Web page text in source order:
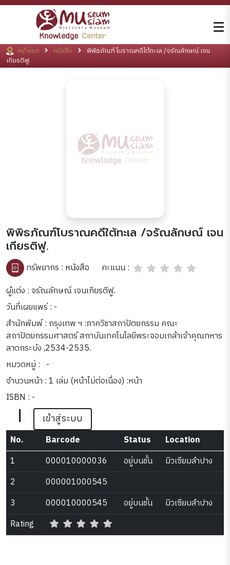
หน้าแรก หนังสือ
พิพิธภัณฑ์โบราณคดีใต้ทะเล /จรัณลักษณ์ เจน
เกียรติฟู.
พิพิธภัณฑ์โบราณคดีใต้ทะเล /จรัณลักษณ์ เจน
เกียรติฟู.
ทรัพยากร : หนังสือ
คะแนน :
ผู้แต่ง : จรัณลักษณ์ เจนเกียรติฟู.
วันที่เผยแพร่ : -
สำนักพิมพ์ : กรุงเทพ ฯ :ภาควิชาสถาปัตยกรรม คณะ
สถาปัตยกรรมศาสตร์ สถาบันเทคโนโลยีพระจอมเกล้าเจ้าคุณทหาร
ลาดกระบัง ,2534-2535.
หมวดหมู่ : -
จำนวนหน้า : 1 เล่ม (หน้าไม่ต่อเนื่อง) :หน้า
ISBN : -
| เข้าสู่ระบบ
No. Barcode Status
Location
1
000010000036 อยู่บนชั้น
มิวเซียมลำปาง
2
000001000545
3
000010000545 อยู่บนชั้น
มิวเซียมลำปาง
Rating